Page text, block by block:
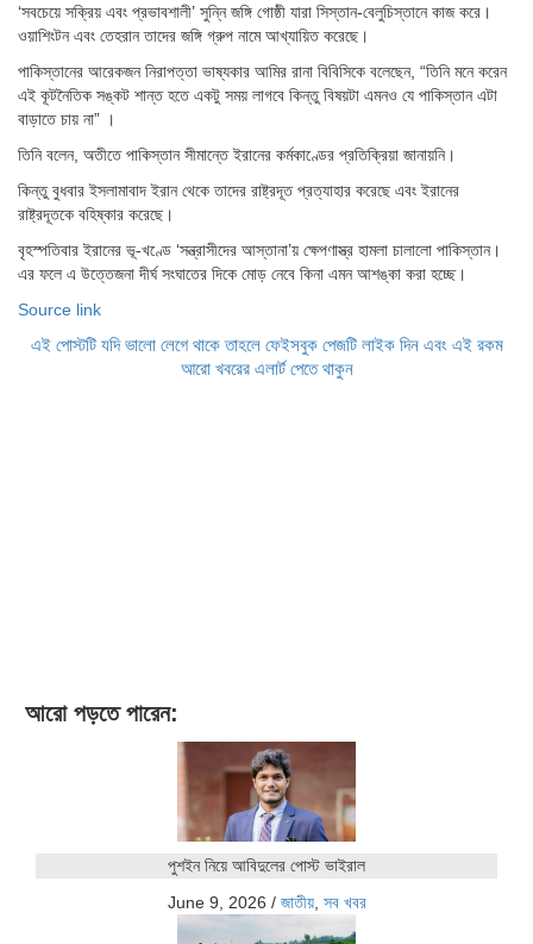
‘সবচেয়ে সক্রিয় এবং প্রভাবশালী’ সুন্নি জঙ্গি গোষ্ঠী যারা সিস্তান-বেলুচিস্তানে কাজ করে।
ওয়াশিংটন এবং তেহরান তাদের জঙ্গি গ্রুপ নামে আখ্যায়িত করেছে।
পাকিস্তানের আরেকজন নিরাপত্তা ভাষ্যকার আমির রানা বিবিসিকে বলেছেন, “তিনি মনে করেন
এই কূটনৈতিক সঙ্কট শান্ত হতে একটু সময় লাগবে কিন্তু বিষয়টা এমনও যে পাকিস্তান এটা
বাড়াতে চায় না” ।
তিনি বলেন, অতীতে পাকিস্তান সীমান্তে ইরানের কর্মকাণ্ডের প্রতিক্রিয়া জানায়নি।
কিন্তু বুধবার ইসলামাবাদ ইরান থেকে তাদের রাষ্ট্রদূত প্রত্যাহার করেছে এবং ইরানের
রাষ্ট্রদূতকে বহিষ্কার করেছে।
বৃহস্পতিবার ইরানের ভূ-খণ্ডে ‘সন্ত্রাসীদের আস্তানা’য় ক্ষেপণাস্ত্র হামলা চালালো পাকিস্তান।
এর ফলে এ উত্তেজনা দীর্ঘ সংঘাতের দিকে মোড় নেবে কিনা এমন আশঙ্কা করা হচ্ছে।
Source link
এই পোস্টটি যদি ভালো লেগে থাকে তাহলে ফেইসবুক পেজটি লাইক দিন এবং এই রকম
আরো খবরের এলার্ট পেতে থাকুন
আরো পড়তে পারেন:
পুশইন নিয়ে আবিদুলের পোস্ট ভাইরাল
June 9, 2026 / জাতীয়, সব খবর